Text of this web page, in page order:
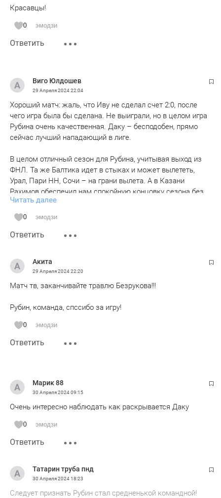
Красавцы!
0 эмодзи
Ответить
Виго Юлдошев
29 Апреля 202422:04
Хороший матч: жаль, что Иву не сделал счет 2:0, после
чего игра была бы сделана. Не выиграли, но в целом игра
Рубина очень качественная. Даку – бесподобен, прямо
сейчас лучший нападающий в лиге.
В целом отличный сезон для Рубина, учитывая выход из
ФНЛ. Та же Балтика идет в стыках и может вылететь,
Урал, Пари НН, Сочи – на грани вылета. А в Казани
Рахимов обеспечил нам спокойную концовку сезона без
нервяка. Можем спокойно наигрывать какие-то связи на
будущий сезон, не переживая из-за результата и давления
таблицы.
команде!
Читать далее
0 эмодзи
Ответить
Акита
29 Апреля 202422:20
Матч тв, заканчивайте травлю Безрукова!!!
Рубин, команда, спссибо за игру!
0 эмодзи
Ответить
Марик 88
30 Апреля 202409:15
Очень интересно наблюдать как раскрывается Даку
0 эмодзи
Ответить
Татарин труба пнд
30 Апреля 202418:23
Следует признать Рубин стал средненькой командной!